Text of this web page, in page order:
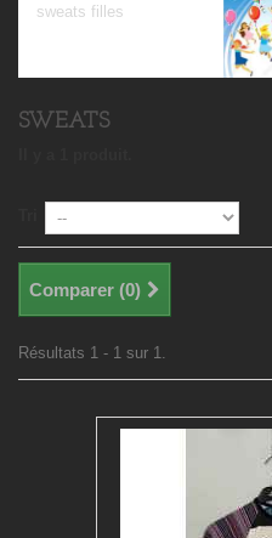
sweats filles
SWEATS
Comparer (0)
Résultats 1 - 1 sur 1.